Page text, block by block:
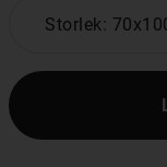
Storlek: